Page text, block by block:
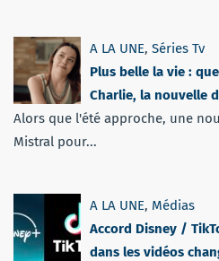
A LA UNE, Séries Tv
Plus belle la vie :
Charlie, la nouvelle
Alors que l'été approche, une
Mistral pour...
A LA UNE, Médias
Accord Disney /
dans les vidéos